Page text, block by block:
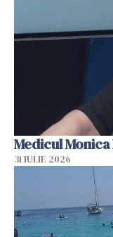
Medicul Monica
31 IULIE 2026